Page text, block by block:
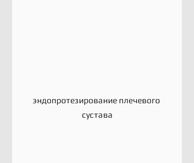
эндопротезирование плечевого
сустава